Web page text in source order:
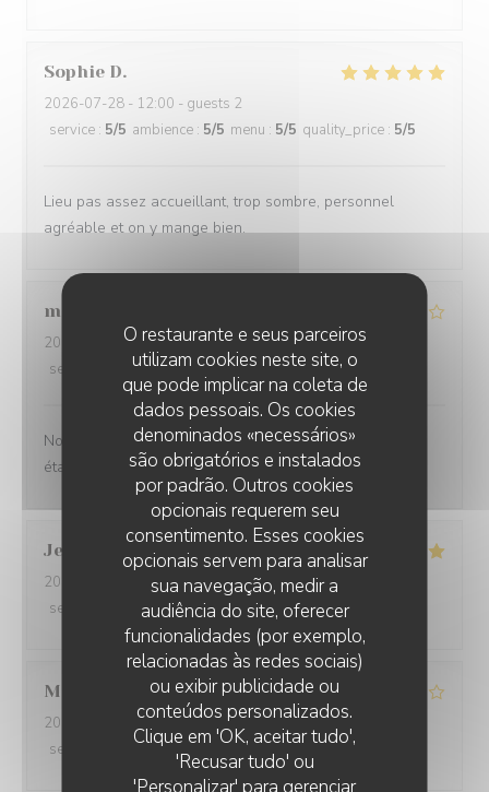
O restaurante e seus parceiros
utilizam cookies neste site, o
que pode implicar na coleta de
dados pessoais. Os cookies
denominados «necessários»
são obrigatórios e instalados
por padrão. Outros cookies
opcionais requerem seu
consentimento. Esses cookies
opcionais servem para analisar
sua navegação, medir a
audiência do site, oferecer
funcionalidades (por exemplo,
relacionadas às redes sociais)
ou exibir publicidade ou
conteúdos personalizados.
Clique em 'OK, aceitar tudo',
'Recusar tudo' ou
Sophie D
2026-07-28 - 12:00 - guests 2
service : 5/5 ambience : 5/5 menu : 5/5 quality_price : 5/5
Lieu pas assez accueillant, trop sombre, personnel
agréable et on y mange bien.
michael
2026-07-24 - 19:00 - guests 9
service
ambience :4/5 menu : 5/5 quality_price
Nous avons passé un agréable moment et la nourriture
était très bonne !
Jean Philippe
2026-07-14
- 19:30 - guests 5
service
ambience: 5/5 menu: /5 quality_price
Martine
2026-07-01
- 12:30 - guests 3
service
ambience: 4 /5 menu: 4/5 quality_price
FRIT'HOUSE